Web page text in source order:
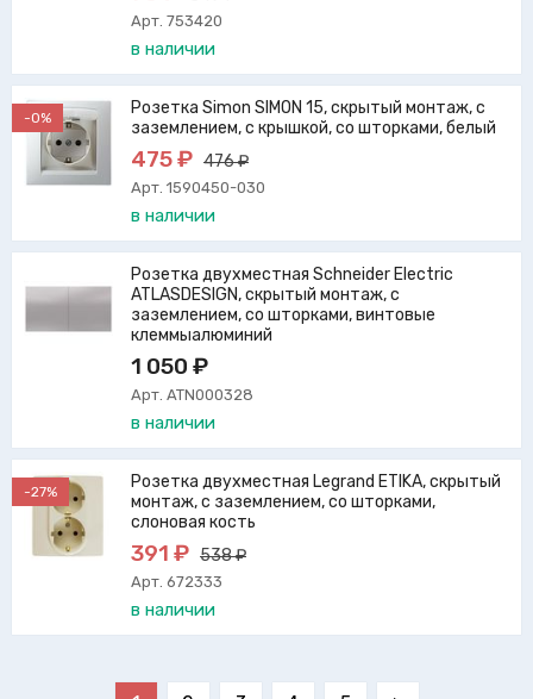
Арт. 753420
в наличии
-0%
Розетка Simon SIMON 15, скрытый монтаж, с
заземлением, с крышкой, со шторками, белый
475 ₽ 476 ₽
Арт. 1590450-030
в наличии
Розетка двухместная Schneider Electric
ATLASDESIGN, скрытый монтаж, с
заземлением, со шторками, винтовые
клеммыалюминий
1 050 ₽
Арт. ATN000328
в наличии
-27%
Розетка двухместная Legrand ETIKA, скрытый
монтаж, с заземлением, со шторками,
слоновая кость
391 ₽ 538 ₽
Арт. 672333
в наличии